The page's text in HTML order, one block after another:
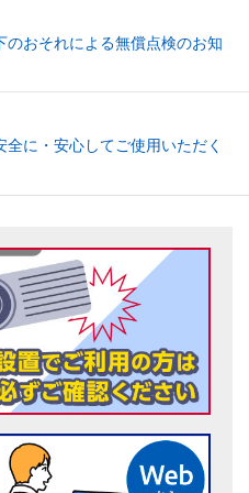
おそれによる無償点検のお知
に・安心してご使用いただく